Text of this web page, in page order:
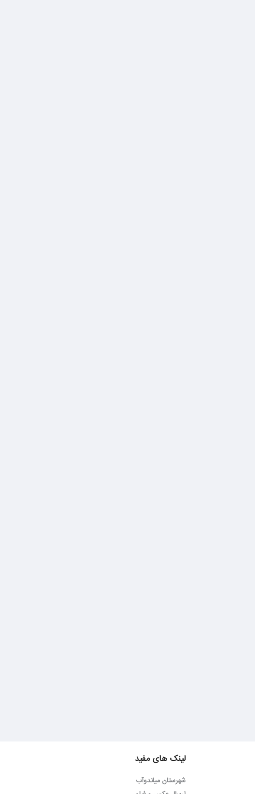
لینک های مفید
شهرستان میاندوآب